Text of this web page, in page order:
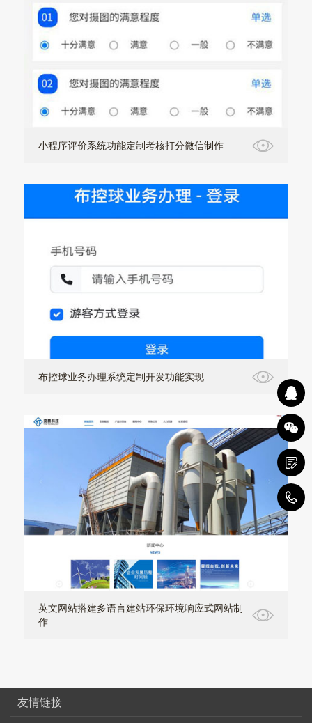
小程序评价系统功能定制考核打分微信制作
布控球业务办理系统定制开发功能实现
英文网站搭建多语言建站环保环境响应式网站制
作
友情链接